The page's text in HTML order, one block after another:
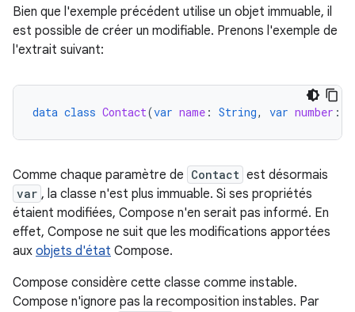
Bien que l'exemple précédent utilise un objet immuable, il
est possible de créer un modifiable. Prenons l'exemple de
l'extrait suivant:
data class Contact(var name : String, var number :
Comme chaque paramètre de Contact est désormais
var , la classe n'est plus immuable. Si ses propriétés
étaient modifiées, Compose n'en serait pas informé. En
effet, Compose ne suit que les modifications apportées
aux objets d'état Compose.
Compose considère cette classe comme instable.
Compose n'ignore pas la recomposition instables. Par